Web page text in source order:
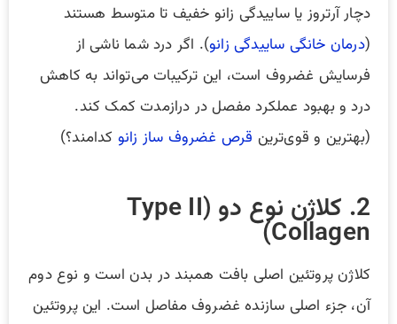
دچار آرتروز یا ساییدگی زانو خفیف تا متوسط هستند
(درمان خانگی ساییدگی زانو). اگر درد شما ناشی از
فرسایش غضروف است، این ترکیبات می‌تواند به کاهش
درد و بهبود عملکرد مفصل در درازمدت کمک کند.
(بهترین و قوی‌ترین قرص غضروف ساز زانو کدامند؟)
2. کلاژن نوع دو (Type II
Collagen)
کلاژن پروتئین اصلی بافت همبند در بدن است و نوع دوم
آن، جزء اصلی سازنده غضروف مفاصل است. این پروتئین